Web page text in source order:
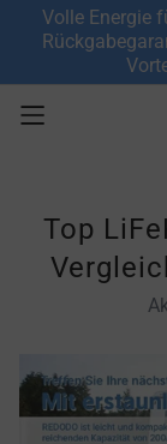
Volle Energie
Top